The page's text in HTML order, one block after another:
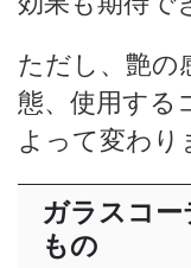
ただし、艶の
態、使用する
よって変わり
ガラスコ
もの